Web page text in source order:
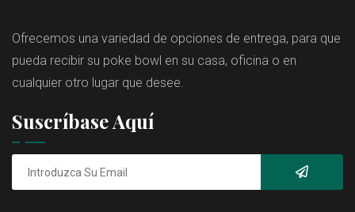
Ofrecemos una variedad de opciones de entrega, para que
pueda recibir su poke bowl en su casa, oficina o en
cualquier otro lugar que desee.
Suscríbase Aquí